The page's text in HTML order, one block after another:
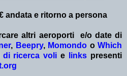
andata e ritorno a persona
altri aeroporti e/o date di
, Beepry, Momondo o Which
di ricerca voli e links presenti